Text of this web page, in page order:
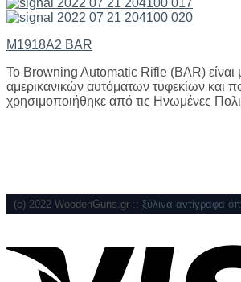
M1918A2 BAR
Το Browning Automatic Rifle (BAR) είναι
αμερικανικών αυτόματων τυφεκίων και
χρησιμοποιήθηκε από τις Ηνωμένες
(c) 2022 WoodenGuns.gr :: ξύλινα αντίγραφα